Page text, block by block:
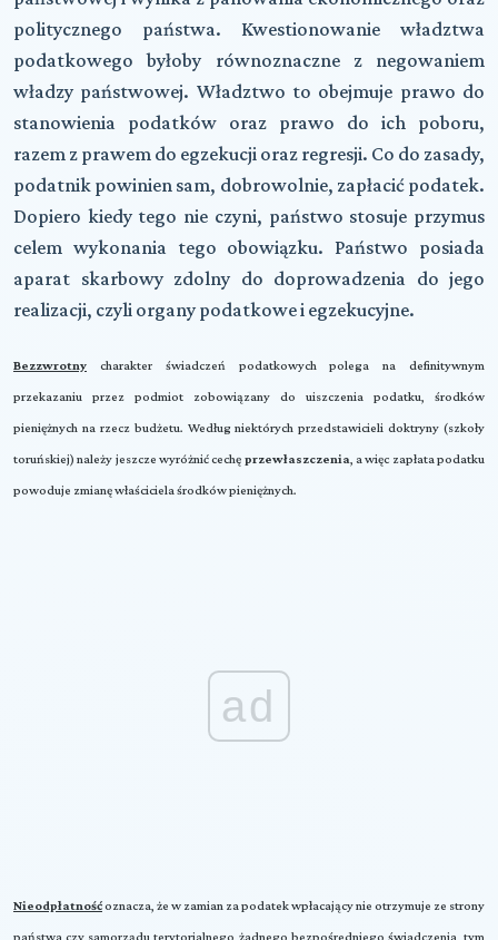
politycznego państwa. Kwestionowanie władztwa
podatkowego byłoby równoznaczne z negowaniem
władzy państwowej. Władztwo to obejmuje prawo do
stanowienia podatków oraz prawo do ich poboru,
razem z prawem do egzekucji oraz regresji. Co do zasady,
podatnik powinien sam, dobrowolnie, zapłacić podatek.
Dopiero kiedy tego nie czyni, państwo stosuje przymus
celem wykonania tego obowiązku. Państwo posiada
aparat skarbowy zdolny do doprowadzenia do jego
realizacji, czyli organy podatkowe i egzekucyjne.
Bezzwrotny
charakter świadczeń podatkowych polega na definitywnym
przekazaniu przez podmiot zobowiązany do uiszczenia podatku, środków
pieniężnych na rzecz budżetu. Według niektórych przedstawicieli doktryny (szkoły
toruńskiej) należy jeszcze wyróżnić cechę przewłaszczenia , a więc zapłata podatku
powoduje zmianę właściciela środków pieniężnych.
ad
Nieodpłatnośćoznacza, że w zamian za podatek wpłacający nie otrzymuje ze strony
państwa czy samorządu terytorialnego żadnego bezpośredniego świadczenia, tym